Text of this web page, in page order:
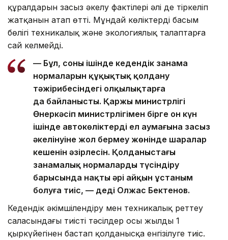
құралдарын заңсыз әкелу фактілері әлі де тіркеліп
жатқанын атап өтті. Мұндай көліктердің басым
бөлігі техникалық және экологиялық талаптарға
сай келмейді.
— Бұл, соның ішінде кедендік заңнама
нормаларын құқықтық қолдану
тәжірибесіндегі олқылықтарға
да байланысты. Қаржы министрлігі
Өнеркәсіп министрлігімен бірге он күн
ішінде автокөліктердің ел аумағына заңсыз
әкелінуіне жол бермеу жөнінде шаралар
кешенін әзірлесін. Қолданыстағы
заңнамалық нормаларды түсіндіру
барысында нақты әрі айқын ұстаным
болуға тиіс, — деді Олжас Бектенов.
Кедендік әкімшілендіру мен техникалық реттеу
саласындағы тиісті тәсілдер осы жылдың 1
қыркүйегінен бастап қолданысқа енгізілуге тиіс.